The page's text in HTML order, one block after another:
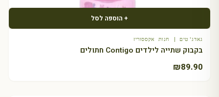
+ הוספה לסל
גאדג'טים | חנות אקססוריז
בקבוק שתייה לילדים Contigo חתולים
₪89.90